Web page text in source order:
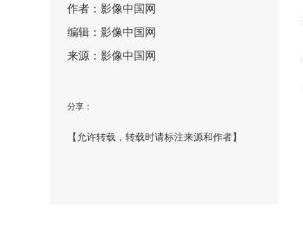
作者：影像中国网
编辑：影像中国网
来源：影像中国网
分享：
【允许转载，转载时请标注来源和作者】